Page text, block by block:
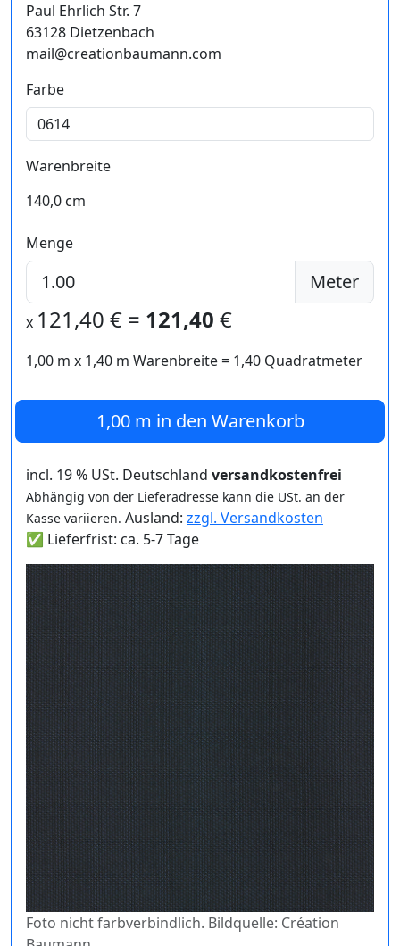
Paul Ehrlich Str. 7
63128 Dietzenbach
mail@creationbaumann.com
Farbe
Warenbreite
140,0 cm
Menge
Meter
x 121,40 € = 121,40 €
1,00 m x 1,40 m Warenbreite = 1,40 Quadratmeter
1,00 m in den Warenkorb
incl. 19 % USt. Deutschland versandkostenfrei
Abhängig von der Lieferadresse kann die USt. an der
Kasse variieren. Ausland: zzgl. Versandkosten
✅ Lieferfrist: ca. 5-7 Tage
Foto nicht farbverbindlich. Bildquelle: Création